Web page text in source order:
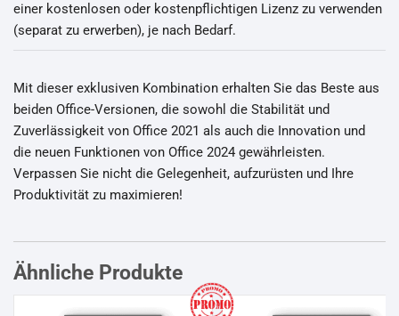
einer kostenlosen oder kostenpflichtigen Lizenz zu verwenden
(separat zu erwerben), je nach Bedarf.
Mit dieser exklusiven Kombination erhalten Sie das Beste aus
beiden Office-Versionen, die sowohl die Stabilität und
Zuverlässigkeit von Office 2021 als auch die Innovation und
die neuen Funktionen von Office 2024 gewährleisten.
Verpassen Sie nicht die Gelegenheit, aufzurüsten und Ihre
Produktivität zu maximieren!
Ähnliche Produkte